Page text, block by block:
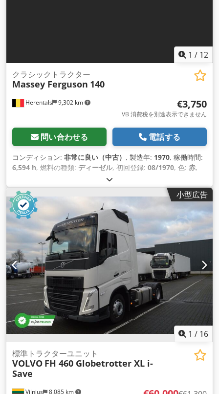
1 / 12
Herentals 9,302 km
クラシックトラクター
Massey Ferguson 140
€3,750
VB 消費税を別途表示できません
問い合わせる 電話する
コンディション: 非常に良い（中古） , 製造年: 1970, 稼働時間:
6,594 h, 燃料の種類: ディーゼル, 初回登録: 08/1970, 色: 赤,
小型広告
1 / 16
Vilnius 8,085 km
標準トラクターユニット
VOLVO FH 460 Globetrotter XL i-
Save